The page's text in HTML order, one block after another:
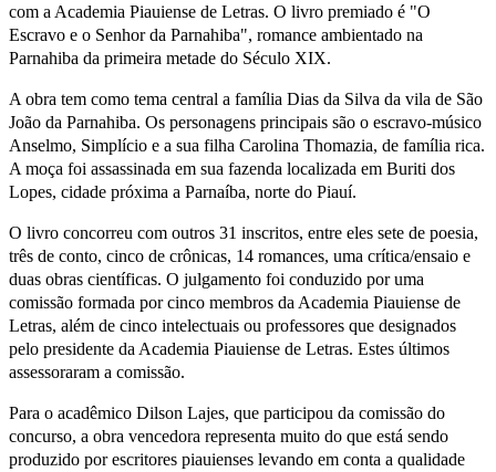
com a Academia Piauiense de Letras. O livro premiado é "O
Escravo e o Senhor da Parnahiba", romance ambientado na
Parnahiba da primeira metade do Século XIX.
A obra tem como tema central a família Dias da Silva da vila de São
João da Parnahiba. Os personagens principais são o escravo-músico
Anselmo, Simplício e a sua filha Carolina Thomazia, de família rica.
A moça foi assassinada em sua fazenda localizada em Buriti dos
Lopes, cidade próxima a Parnaíba, norte do Piauí.
O livro concorreu com outros 31 inscritos, entre eles sete de poesia,
três de conto, cinco de crônicas, 14 romances, uma crítica/ensaio e
duas obras científicas. O julgamento foi conduzido por uma
comissão formada por cinco membros da Academia Piauiense de
Letras, além de cinco intelectuais ou professores que designados
pelo presidente da Academia Piauiense de Letras. Estes últimos
assessoraram a comissão.
Para o acadêmico Dilson Lajes, que participou da comissão do
concurso, a obra vencedora representa muito do que está sendo
produzido por escritores piauienses levando em conta a qualidade